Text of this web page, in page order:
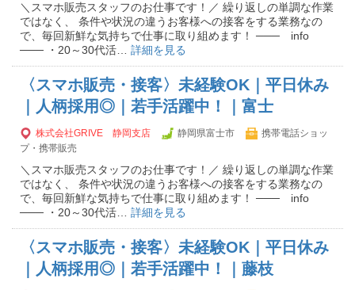
＼スマホ販売スタッフのお仕事です！／ 繰り返しの単調な作業
ではなく、 条件や状況の違うお客様への接客をする業務なの
で、毎回新鮮な気持ちで仕事に取り組めます！ ─── info
─── ・20～30代活… 詳細を見る
〈スマホ販売・接客〉未経験OK｜平日休み
｜人柄採用◎｜若手活躍中！｜富士
株式会社GRIVE 静岡支店 静岡県富士市
携帯電話ショッ
プ・携帯販売
＼スマホ販売スタッフのお仕事です！／ 繰り返しの単調な作業
ではなく、 条件や状況の違うお客様への接客をする業務なの
で、毎回新鮮な気持ちで仕事に取り組めます！ ─── info
─── ・20～30代活… 詳細を見る
〈スマホ販売・接客〉未経験OK｜平日休み
｜人柄採用◎｜若手活躍中！｜藤枝